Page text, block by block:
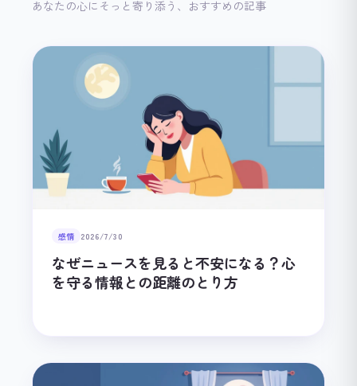
あなたの心にそっと寄り添う、おすすめの記事
感情 2026/7/30
なぜニュースを見ると不安になる？心
を守る情報との距離のとり方